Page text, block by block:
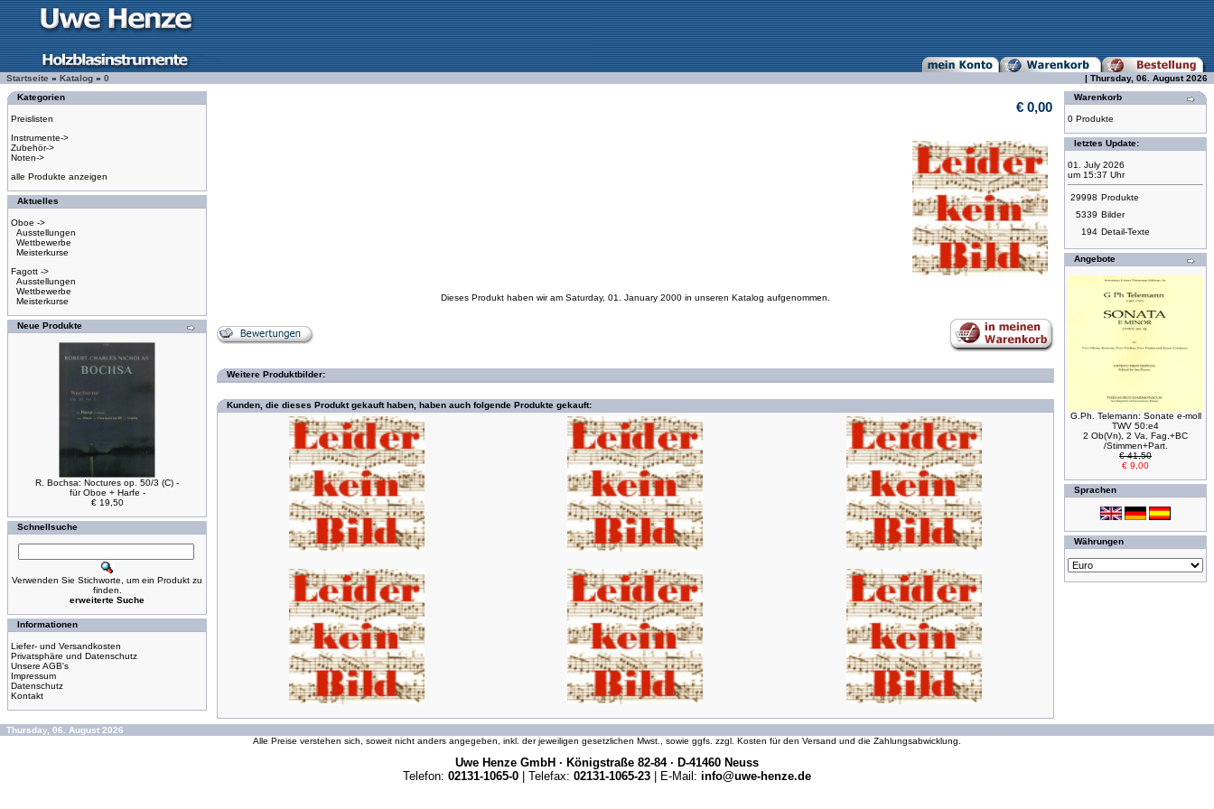
Startseite » Katalog » 0
| Thursday, 06. August 2026
Kategorien
Preislisten
Instrumente->
Zubehör->
Noten->
alle Produkte anzeigen
Aktuelles
Oboe ->
Ausstellungen
Wettbewerbe
Meisterkurse
Fagott ->
Ausstellungen
Wettbewerbe
Meisterkurse
Neue Produkte
R. Bochsa: Noctures op. 50/3 (C) -
für Oboe + Harfe -
€ 19,50
Schnellsuche
Verwenden Sie Stichworte, um ein Produkt zu
finden.
erweiterte Suche
Informationen
Liefer- und Versandkosten
Privatsphäre und Datenschutz
Unsere AGB's
Impressum
Datenschutz
Kontakt
€ 0,00
Dieses Produkt haben wir am Saturday, 01. January 2000 in unseren Katalog aufgenommen.
Weitere Produktbilder:
Kunden, die dieses Produkt gekauft haben, haben auch folgende Produkte gekauft:
Warenkorb
0 Produkte
letztes Update:
01. July 2026
um 15:37 Uhr
29998 Produkte
5339 Bilder
194 Detail-Texte
Angebote
G.Ph. Telemann: Sonate e-moll
TWV 50:e4
2 Ob(Vn), 2 Va, Fag.+BC
/Stimmen+Part.
€ 41,50
€ 9,00
Sprachen
Währungen
Thursday, 06. August 2026
Alle Preise verstehen sich, soweit nicht anders angegeben, inkl. der jeweiligen gesetzlichen Mwst., sowie ggfs. zzgl. Kosten für den Versand und die Zahlungsabwicklung.
Uwe Henze GmbH · Königstraße 82-84 · D-41460 Neuss
Telefon: 02131-1065-0 | Telefax: 02131-1065-23 | E-Mail: info@uwe-henze.de